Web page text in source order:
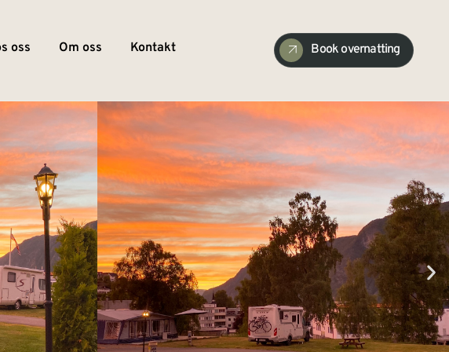
oss Om oss Kontakt Book overnatting